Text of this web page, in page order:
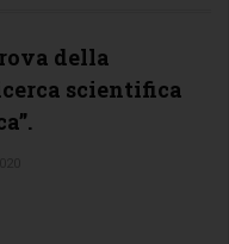
della
scientifica